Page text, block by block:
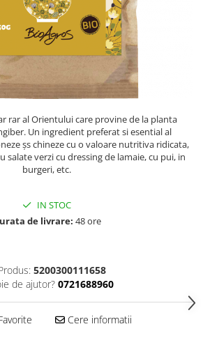
rar al Orientului care provine de la planta
Un ingredient preferat si esential al
șs chineze cu o valoare nutritiva ridicata,
salate verzi cu dressing de lamaie, cu pui, in
burgeri, etc.
IN STOC
de livrare: 48 ore
5200300111658
de ajutor? 0721688960
Cere informatii